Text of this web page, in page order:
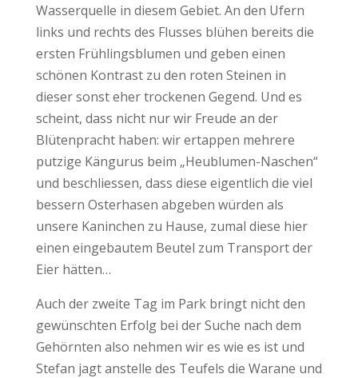
Wasserquelle in diesem Gebiet. An den Ufern
links und rechts des Flusses blühen bereits die
ersten Frühlingsblumen und geben einen
schönen Kontrast zu den roten Steinen in
dieser sonst eher trockenen Gegend. Und es
scheint, dass nicht nur wir Freude an der
Blütenpracht haben: wir ertappen mehrere
putzige Kängurus beim „Heublumen-Naschen“
und beschliessen, dass diese eigentlich die viel
bessern Osterhasen abgeben würden als
unsere Kaninchen zu Hause, zumal diese hier
einen eingebautem Beutel zum Transport der
Eier hätten…
Auch der zweite Tag im Park bringt nicht den
gewünschten Erfolg bei der Suche nach dem
Gehörnten also nehmen wir es wie es ist und
Stefan jagt anstelle des Teufels die Warane und